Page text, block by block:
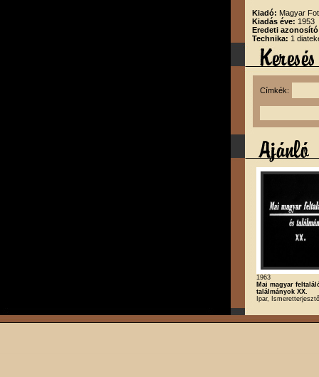
Kiadó: Magyar
Kiadás éve: 1953
Eredeti
Technika: 1
Címkék:
1963
Mai magyar
találmányok XX.
Ipar, Ismeretterjesztő